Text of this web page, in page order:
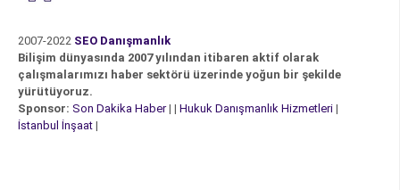
2007-2022 SEO Danışmanlık
Bilişim dünyasında 2007 yılından itibaren aktif olarak
çalışmalarımızı haber sektörü üzerinde yoğun bir şekilde
yürütüyoruz.
Sponsor: Son Dakika Haber| | Hukuk Danışmanlık Hizmetleri |
İstanbul İnşaat |